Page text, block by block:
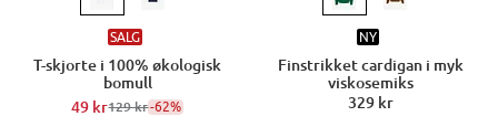
SALG
T-skjorte i 100% økologisk
bomull
49 kr129 kr-62%
NY
Finstrikket cardigan i myk
viskosemiks
329 kr